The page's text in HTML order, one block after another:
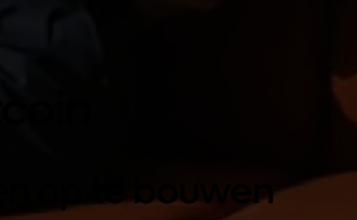
op te bouwen